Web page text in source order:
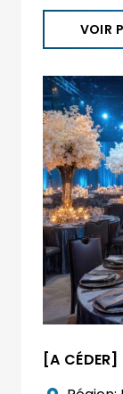
VOIR
[A CÉDER]